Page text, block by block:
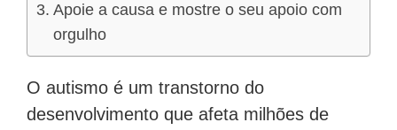
Apoie a causa e mostre o seu apoio com
orgulho
O autismo é um transtorno do
desenvolvimento que afeta milhões de